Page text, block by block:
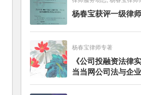
杨春宝获评一级律师
杨春宝律师专著
《公司投融资法律
当当网公司法与企
畅销图书榜